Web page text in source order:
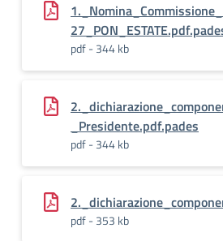
pdf - 344 kb
_Presidente.pdf.pades
pdf - 344 kb
pdf - 353 kb